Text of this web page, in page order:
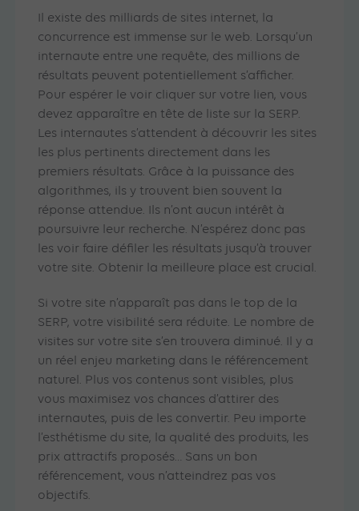
Il existe des milliards de sites internet, la
concurrence est immense sur le web. Lorsqu’un
internaute entre une requête, des millions de
résultats peuvent potentiellement s’afficher.
Pour espérer le voir cliquer sur votre lien, vous
devez apparaître en tête de liste sur la SERP.
Les internautes s’attendent à découvrir les sites
les plus pertinents directement dans les
premiers résultats. Grâce à la puissance des
algorithmes, ils y trouvent bien souvent la
réponse attendue. Ils n’ont aucun intérêt à
poursuivre leur recherche. N’espérez donc pas
les voir faire défiler les résultats jusqu’à trouver
votre site. Obtenir la meilleure place est crucial.
Si votre site n’apparaît pas dans le top de la
SERP, votre visibilité sera réduite. Le nombre de
visites sur votre site s’en trouvera diminué. Il y a
un réel enjeu marketing dans le référencement
naturel. Plus vos contenus sont visibles, plus
vous maximisez vos chances d’attirer des
internautes, puis de les convertir. Peu importe
l’esthétisme du site, la qualité des produits, les
prix attractifs proposés… Sans un bon
référencement, vous n’atteindrez pas vos
objectifs.